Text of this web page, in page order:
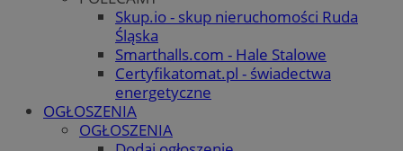
Skup.io - skup nieruchomości Ruda
Śląska
Smarthalls.com - Hale Stalowe
Certyfikatomat.pl - świadectwa
energetyczne
OGŁOSZENIA
OGŁOSZENIA